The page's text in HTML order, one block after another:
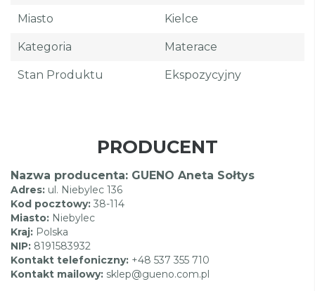
Miasto Kielce
Kategoria Materace
Stan Produktu Ekspozycyjny
PRODUCENT
Nazwa producenta: GUENO Aneta Sołtys
Adres: ul. Niebylec 136
Kod pocztowy: 38-114
Miasto: Niebylec
Kraj: Polska
NIP: 8191583932
Kontakt telefoniczny: +48 537 355 710
Kontakt mailowy: sklep@gueno.com.pl